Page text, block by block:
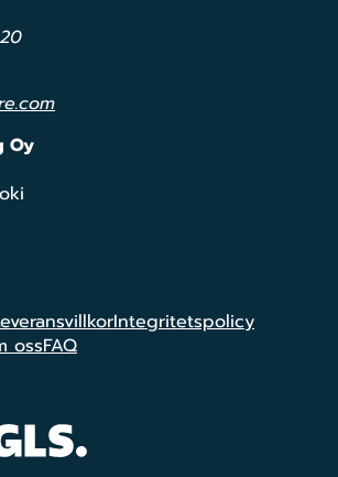
Oy
Integritetspolicy
ossFAQ